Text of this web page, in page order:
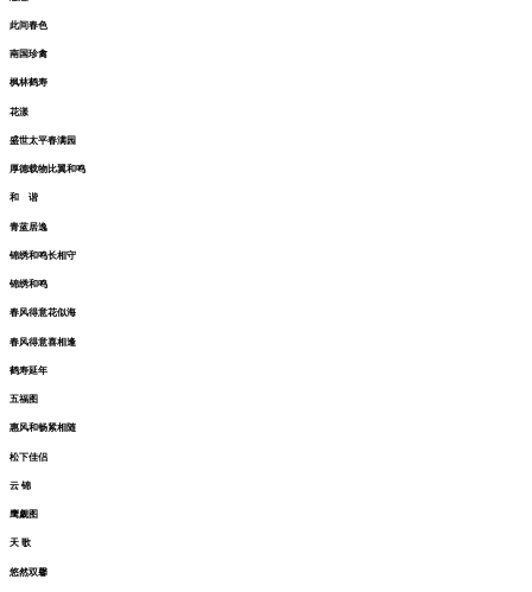
浮岚暖翠
蒹葭白鹭
春江水暖